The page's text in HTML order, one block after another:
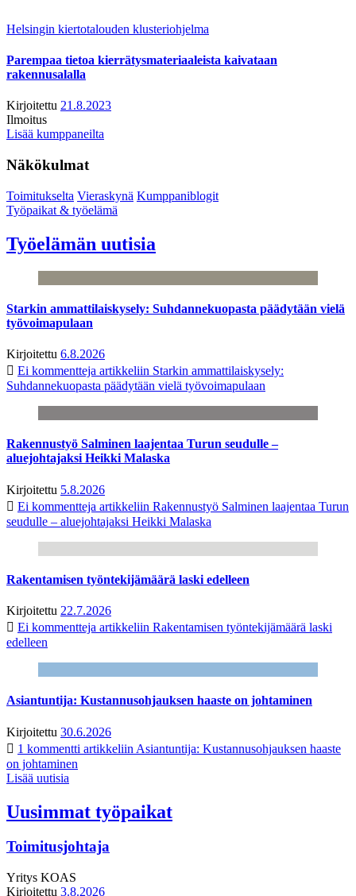
Helsingin kiertotalouden klusteriohjelma
Parempaa tietoa kierrätysmateriaaleista kaivataan
rakennusalalla
Kirjoitettu 21.8.2023
Ilmoitus
Lisää kumppaneilta
Näkökulmat
Toimitukselta Vieraskynä Kumppaniblogit
Työpaikat & työelämä
Työelämän uutisia
Starkin ammattilaiskysely: Suhdannekuopasta päädytään vielä
työvoimapulaan
Kirjoitettu 6.8.2026
Ei kommentteja artikkeliin Starkin ammattilaiskysely:
Suhdannekuopasta päädytään vielä työvoimapulaan
Rakennustyö Salminen laajentaa Turun seudulle –
aluejohtajaksi Heikki Malaska
Kirjoitettu 5.8.2026
Ei kommentteja artikkeliin Rakennustyö Salminen laajentaa Turun
seudulle – aluejohtajaksi Heikki Malaska
Rakentamisen työntekijämäärä laski edelleen
Kirjoitettu 22.7.2026
Ei kommentteja artikkeliin Rakentamisen työntekijämäärä laski
edelleen
Asiantuntija: Kustannusohjauksen haaste on johtaminen
Kirjoitettu 30.6.2026
1 kommentti artikkeliin Asiantuntija: Kustannusohjauksen haaste
on johtaminen
Lisää uutisia
Uusimmat työpaikat
Toimitusjohtaja
Yritys KOAS
Kirjoitettu 3.8.2026